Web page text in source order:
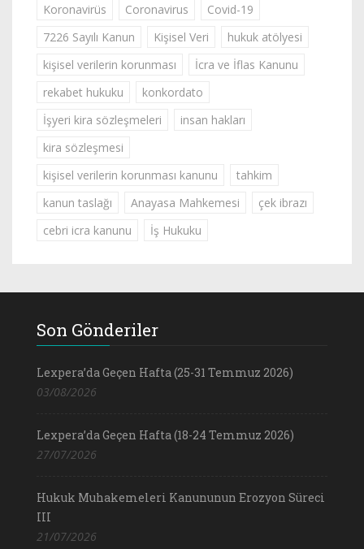
Koronavirüs Coronavirus
Covid-19
7226 Sayılı Kanun
Kişisel Veri
hukuk atölyesi
kişisel verilerin korunması
İcra ve İflas Kanunu
rekabet hukuku
konkordato
İşyeri kira sözleşmeleri
insan hakları
kira sözleşmesi
kişisel verilerin korunması kanunu
tahkim
kanun taslağı
Anayasa Mahkemesi
çek ibrazı
cebri icra kanunu
İş Hukuku
Son Gönderiler
Lexpera’da Geçen Hafta (25-31 Temmuz 2026)
03/08/2026
Lexpera’da Geçen Hafta (18-24 Temmuz 2026)
27/07/2026
Hukuk Muhakemeleri Kanununun Erozyon Süreci
III
21/07/2026